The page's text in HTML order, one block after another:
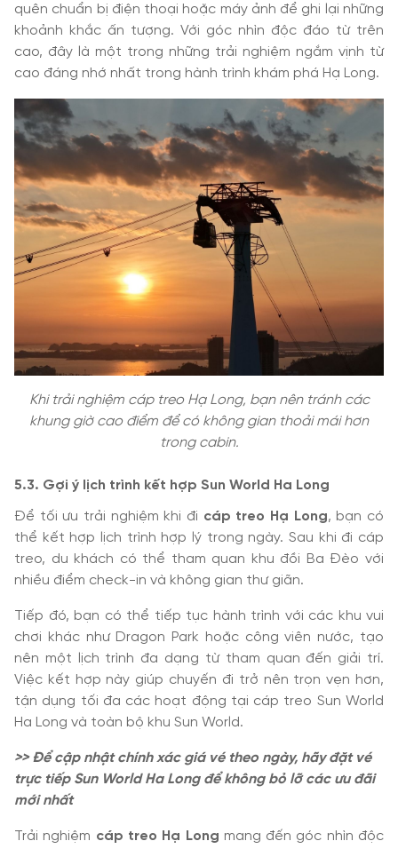
quên chuẩn bị điện thoại hoặc máy ảnh để ghi lại những
khoảnh khắc ấn tượng. Với góc nhìn độc đáo từ trên
cao, đây là một trong những trải nghiệm ngắm vịnh từ
cao đáng nhớ nhất trong hành trình khám phá Hạ Long.
Khi trải nghiệm cáp treo Hạ Long, bạn nên tránh các
khung giờ cao điểm để có không gian thoải mái hơn
trong cabin.
5.3. Gợi ý lịch trình kết hợp Sun World Ha Long
Để tối ưu trải nghiệm khi đi cáp treo Hạ Long, bạn có
thể kết hợp lịch trình hợp lý trong ngày. Sau khi đi cáp
treo, du khách có thể tham quan khu đồi Ba Đèo với
nhiều điểm check-in và không gian thư giãn.
Tiếp đó, bạn có thể tiếp tục hành trình với các khu vui
chơi khác như Dragon Park hoặc công viên nước, tạo
nên một lịch trình đa dạng từ tham quan đến giải trí.
Việc kết hợp này giúp chuyến đi trở nên trọn vẹn hơn,
tận dụng tối đa các hoạt động tại cáp treo Sun World
Ha Long và toàn bộ khu Sun World.
>> Để cập nhật chính xác giá vé theo ngày, hãy đặt vé
trực tiếp Sun World Ha Long để không bỏ lỡ các ưu đãi
mới nhất
Trải nghiệm cáp treo Hạ Long mang đến góc nhìn độc